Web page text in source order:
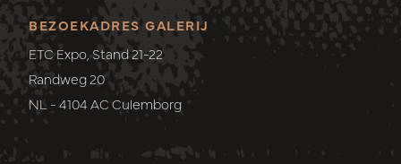
BEZOEKADRES GALERIJ
ETC Expo, Stand 21-22
Randweg 20
NL - 4104 AC Culemborg